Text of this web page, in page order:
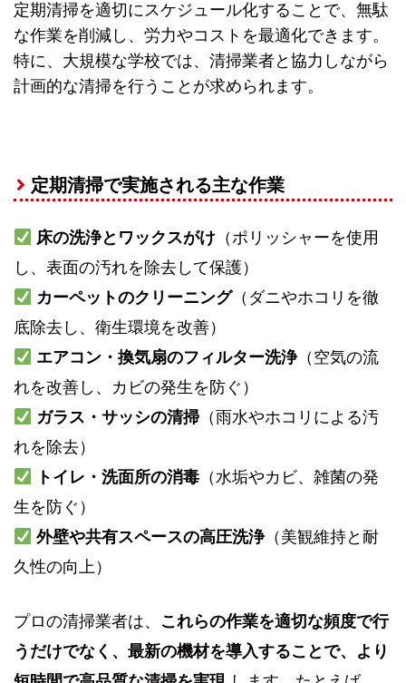
定期清掃を適切にスケジュール化することで、無駄
な作業を削減し、労力やコストを最適化できます。
特に、大規模な学校では、清掃業者と協力しながら
計画的な清掃を行うことが求められます。
定期清掃で実施される主な作業
床の洗浄とワックスがけ （ポリッシャーを使用
し、表面の汚れを除去して保護）
カーペットのクリーニング（ダニやホコリを徹
底除去し、衛生環境を改善）
エアコン・換気扇のフィルター洗浄（空気の流
れを改善し、カビの発生を防ぐ）
ガラス・サッシの清掃 （雨水やホコリによる汚
れを除去）
トイレ・洗面所の消毒 （水垢やカビ、雑菌の発
生を防ぐ）
外壁や共有スペースの高圧洗浄（美観維持と耐
久性の向上）
プロの清掃業者は、 これらの作業を適切な頻度で行
うだけでなく、最新の機材を導入することで、より